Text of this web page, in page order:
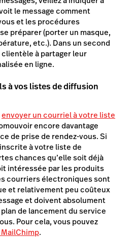
le message comment
et les procédures
préparer (porter un masque,
etc.). Dans un second
à partager leur
en ligne.
à vos listes de diffusion
envoyer un courriel à votre liste
encore davantage
de prise de rendez-vous. Si
à votre liste de
chances qu’elle soit déjà
intéressée par les produits
courriers électroniques sont
et relativement peu coûteux
et doivent absolument
de lancement du service
Pour cela, vous pouvez
.